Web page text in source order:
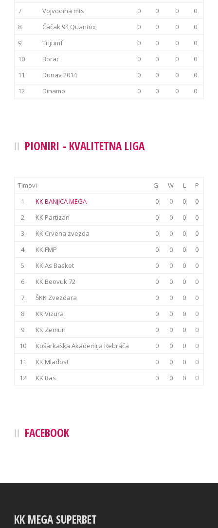
7
Vojvodina mts 0 0 0
0
8
Čačak 94 Quantox 0 0 0
0
9
Trijumf 0 0 0
0
10
Borac 0 0 0
0
11
Dunav 2014 0 0 0
0
12
Dinamo 0 0 0 0
PIONIRI - KVALITETNA LIGA
Timovi G W L
P
1.
KK BANJICA MEGA 0 0 0
0
2.
KK Partizan 0 0 0
0
3.
KK Crvena zvezda 0 0 0
0
4.
KK FMP 0 0 0
0
5.
KK As Basket 0 0 0
0
6.
KK Beovuk 72 0 0 0
0
7.
ŠKK Zvezdara 0 0 0
0
8.
KK Vizura 0 0 0
0
9.
KK Zemun 0 0 0
0
10.
Košarkaška Akademija Rebrača 0 0 0
0
11.
KK Mladost 0 0 0
0
12.
KK Ras 0 0 0 0
FACEBOOK
KK MEGA SUPERBET